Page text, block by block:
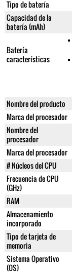
Tipo de batería
Capacidad de la
batería (mAh)
Batería
características
Nombre del producto
Marca del procesador
Nombre del
procesador
Marca del procesador
# Núcleos del CPU
Frecuencia de CPU
(GHz)
RAM
Almacenamiento
incorporado
Tipo de tarjeta de
memoria
Sistema Operativo
(OS)